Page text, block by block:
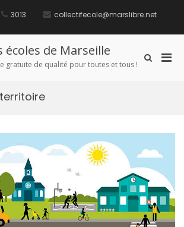
3013 collectifecole@marslibre.net
écoles de Marseille
gratuite de qualité pour toutes et tous !
Afficher